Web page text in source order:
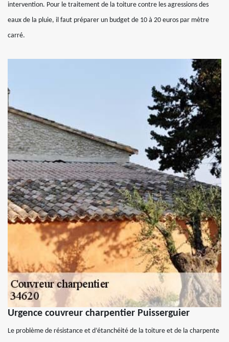
intervention. Pour le traitement de la toiture contre les agressions des
eaux de la pluie, il faut préparer un budget de 10 à 20 euros par mètre
carré.
Urgence couvreur charpentier Puisserguier
Le problème de résistance et d’étanchéité de la toiture et de la charpente